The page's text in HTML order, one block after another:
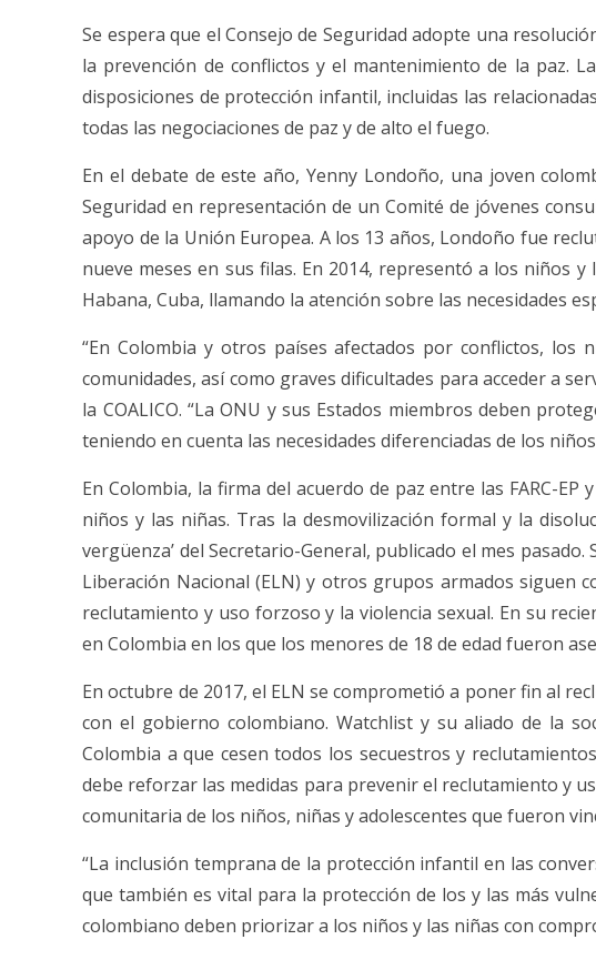
Se espera que el Consejo de Seguridad adopte una
la prevención de conflictos y el mantenimiento de la paz.
disposiciones de protección infantil, incluidas las
todas las negociaciones de paz y de alto el fuego.
En el debate de este año, Yenny Londoño, una joven
Seguridad en representación de un Comité de jóvenes
apoyo de la Unión Europea. A los 13 años, Londoño fue
nueve meses en sus filas. En 2014, representó a los niños
Habana, Cuba, llamando la atención sobre las necesidades
“En Colombia y otros países afectados por conflictos,
comunidades, así como graves dificultades para acceder a
la COALICO. “La ONU y sus Estados miembros deben
teniendo en cuenta las necesidades diferenciadas de los
En Colombia, la firma del acuerdo de paz entre las FARC-
niños y las niñas. Tras la desmovilización formal y la
vergüenza’ del Secretario-General, publicado el mes
Liberación Nacional (ELN) y otros grupos armados siguen
reclutamiento y uso forzoso y la violencia sexual. En su
en Colombia en los que los menores de 18 de edad fueron
En octubre de 2017, el ELN se comprometió a poner fin al
con el gobierno colombiano. Watchlist y su aliado de la
Colombia a que cesen todos los secuestros y
debe reforzar las medidas para prevenir el reclutamiento y
comunitaria de los niños, niñas y adolescentes que fueron
“La inclusión temprana de la protección infantil en las
que también es vital para la protección de los y las más
colombiano deben priorizar a los niños y las niñas con